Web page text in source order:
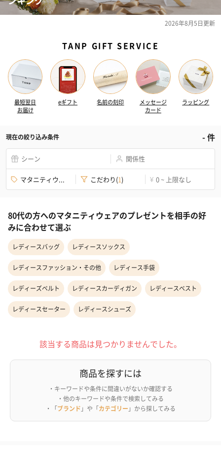
2026年8月5日更新
TANP GIFT SERVICE
最短翌日
お届け
eギフト 名前の刻印
メッセージ
カード
ラッピング
現在の絞り込み条件 -件
シーン 関係性
マタニティウ... こだわり(1) ¥ 0 ~ 上限なし
80代の方へのマタニティウェアのプレゼントを相手の好
みに合わせて選ぶ
レディースバッグ レディースソックス
レディースファッション・その他 レディース手袋
レディーズベルト レディースカーディガン レディースベスト
レディースセーター レディースシューズ
該当する商品は見つかりませんでした。
商品を探すには
・キーワードや条件に間違いがないか確認する
・他のキーワードや条件で検索してみる
・「ブランド 」や「カテゴリー 」から探してみる